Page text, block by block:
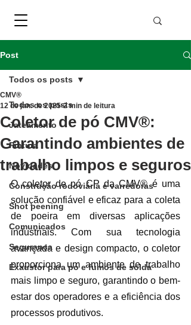
Post
Todos os posts
Jateamento
Pintura
Novidades
Construção rodoviária e varredoras
Shot peening
Comunicados
Segurança
Exaustor para pó e fumos de solda
Todos os posts
Coletor de pó CMV®:
Garantindo ambientes de
trabalho limpos e seguros
CMV®
12 de jan. de 2025 2 min de leitura
O coletor de pó CP da CMV® é uma
solução confiável e eficaz para a coleta
de poeira em diversas aplicações
industriais. Com sua tecnologia
avançada e design compacto, o coletor
proporciona um ambiente de trabalho
mais limpo e seguro, garantindo o bem-
estar dos operadores e a eficiência dos
processos produtivos.